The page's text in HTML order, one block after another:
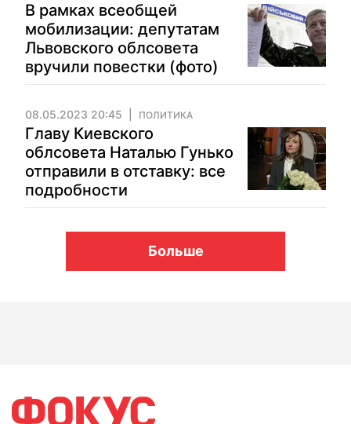
В рамках всеобщей
мобилизации: депутатам
Львовского облсовета
вручили повестки (фото)
08.05.2023 20:45 ПОЛИТИКА
Главу Киевского
облсовета Наталью Гунько
отправили в отставку: все
подробности
Больше